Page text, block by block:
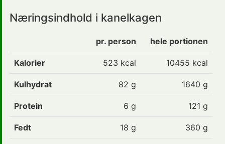
Næringsindhold i kanelkagen
pr. person hele portionen
Kalorier 523 kcal 10455 kcal
Kulhydrat 82 g 1640 g
Protein 6 g 121 g
Fedt 18 g 360 g